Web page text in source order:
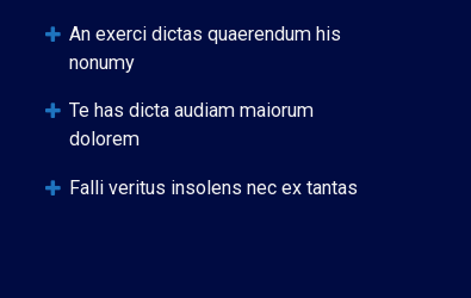
An exerci dictas quaerendum his
nonumy
Te has dicta audiam maiorum
dolorem
Falli veritus insolens nec ex tantas